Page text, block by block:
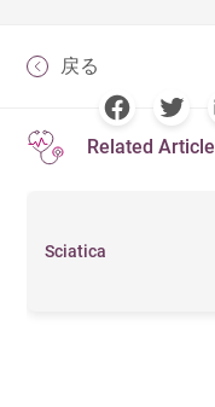
戻る
Related Article
Sciatica